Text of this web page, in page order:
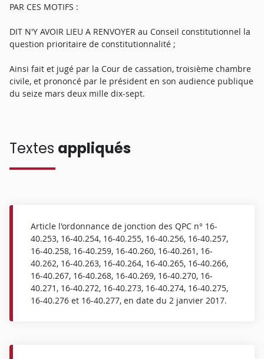
PAR CES MOTIFS :
DIT N'Y AVOIR LIEU A RENVOYER au Conseil constitutionnel la
question prioritaire de constitutionnalité ;
Ainsi fait et jugé par la Cour de cassation, troisième chambre
civile, et prononcé par le président en son audience publique
du seize mars deux mille dix-sept.
Textes appliqués
Article l'ordonnance de jonction des QPC n° 16-
40.253, 16-40.254, 16-40.255, 16-40.256, 16-40.257,
16-40.258, 16-40.259, 16-40.260, 16-40.261, 16-
40.262, 16-40.263, 16-40.264, 16-40.265, 16-40.266,
16-40.267, 16-40.268, 16-40.269, 16-40.270, 16-
40.271, 16-40.272, 16-40.273, 16-40.274, 16-40.275,
16-40.276 et 16-40.277, en date du 2 janvier 2017.